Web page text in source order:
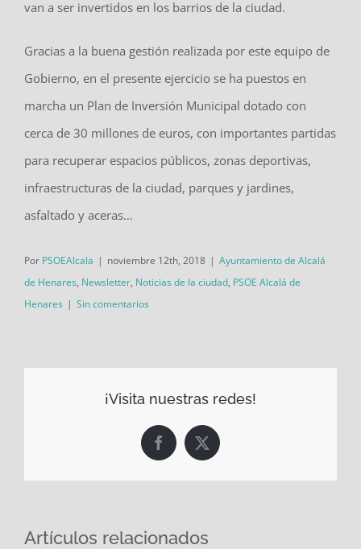
van a ser invertidos en los barrios de la ciudad.
Gracias a la buena gestión realizada por este equipo de
Gobierno, en el presente ejercicio se ha puestos en
marcha un Plan de Inversión Municipal dotado con
cerca de 30 millones de euros, con importantes partidas
para recuperar espacios públicos, zonas deportivas,
infraestructuras de la ciudad, parques y jardines,
asfaltado y aceras…
Por PSOEAlcala | noviembre 12th, 2018 | Ayuntamiento de Alcalá
de Henares, Newsletter, Noticias de la ciudad, PSOE Alcalá de
Henares | Sin comentarios
¡Visita nuestras redes!
Facebook
X
Artículos relacionados